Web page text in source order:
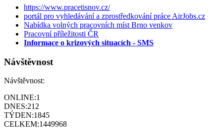
https://www.pracetisnov.cz/
portál pro vyhledávání a zprostředkování práce AirJobs.cz
Nabídka volných pracovních míst Brno venkov
Pracovní příležitosti ČR
Informace o krizových situacích - SMS
Návštěvnost
Návštěvnost:
ONLINE:1
DNES:212
TÝDEN:1845
CELKEM:1449968